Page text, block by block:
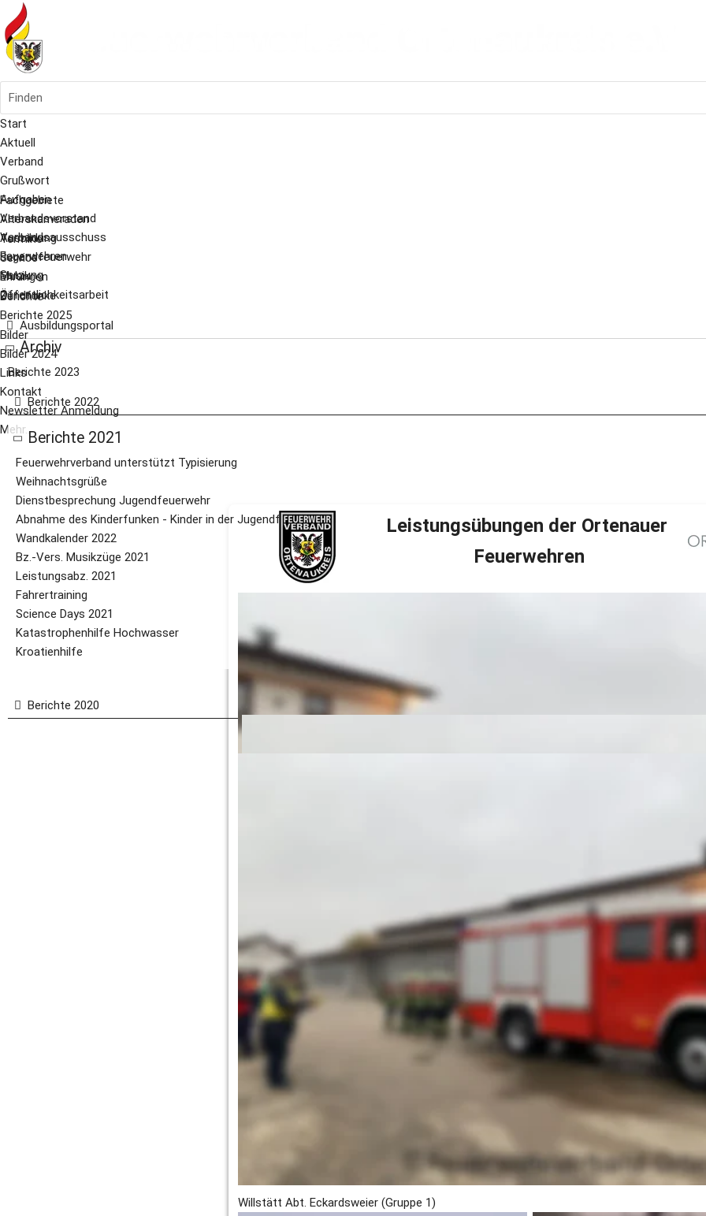
Finden
Start
Aktuell
Verband
Grußwort
Aufgaben
Verbandsvorstand
Verbandsausschuss
Feuerwehren
Satzung
Fachgebiete
Alterskameraden
Ausbildung
Jugendfeuerwehr
Musik
Öffentlichkeitsarbeit
Termine
Service
Ehrungen
Zündfunke
Ausbildungsportal
Berichte
Berichte 2025
Archiv
Berichte 2023
Berichte 2022
Berichte 2021
Feuerwehrverband unterstützt Typisierung
Weihnachtsgrüße
Dienstbesprechung Jugendfeuerwehr
Abnahme des Kinderfunken - Kinder in der Jugendfeuerwehr
Wandkalender 2022
Bz.-Vers. Musikzüge 2021
Leistungsabz. 2021
Fahrertraining
Science Days 2021
Katastrophenhilfe Hochwasser
Kroatienhilfe
Berichte 2020
Bilder
Bilder 2024
Links
Kontakt
Newsletter Anmeldung
Mehr...
Leistungsübungen der Ortenauer
Feuerwehren
Coronabedingt Pause eingelegt werden musste, konnten dieses Jahr die
stattfinden. Die Durchführung fand jedoch in kleinerer form statt um der
Coronasituation gerecht zu werden. Es wurde somit auch nur das Abzeichen in
es fand auch kein großes Rahmenprogramm statt.
Bernhard Frei und Schiedsrichterobmann Christian Keller zeigten sich sichtlich
Feuerwehrangehörigen auch unter diesen besonderen Bedingungen dabei
Übungsstunden haben sich gelohnt“, so Kreisbrandmeister Bernhard Frei.
motivierte Feuerwehrkameradinnen und Kameraden bei praktischen Übungen
aus. Alle Gruppen haben bestanden und so konnten Christian Keller und Bernhard
Teilnehmern die Leistungsabzeichen übereichen. Weiter dankte Bernhard
Feuerwehr Rheinau Abt. Freistett für die Organisation, allen voran Kommandant
An den Leistungsübungen in Bronze haben dieses Jahr folgende Feuerwehren
Mahlberg (Gruppe 1 und 2)
Meißenheim (Gruppe 1, 2 und 3)
Oppenau (Gruppe 1 und 2)
Rheinau (Gruppe 1 und 2)
Willstätt Abt. Eckardsweier (Gruppe 1)